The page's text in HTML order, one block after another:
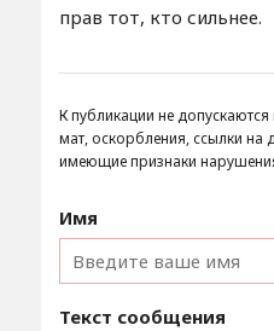
прав тот, кто сильнее.
К публикации не
мат, оскорбления, ссылки на
имеющие признаки
Имя
Текст сообщения